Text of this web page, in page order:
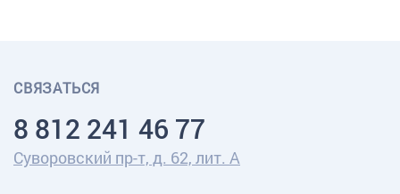
СВЯЗАТЬСЯ
8 812 241 46 77
Суворовский пр-т, д. 62, лит. А